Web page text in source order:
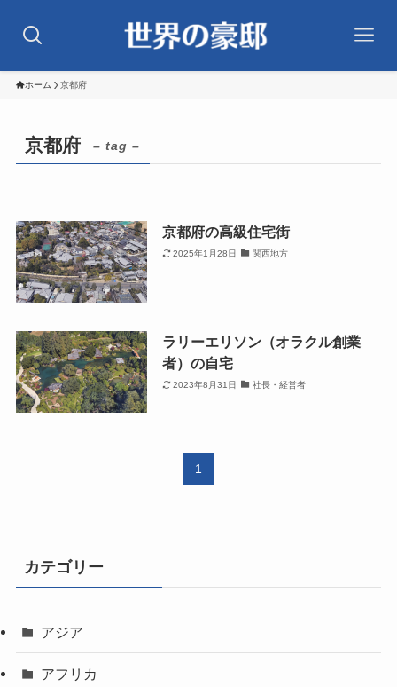
ホーム 京都府
京都府 – tag –
京都府の高級住宅街
2025年1月28日 関西地方
ラリーエリソン（オラクル創業
者）の自宅
2023年8月31日 社長・経営者
1
カテゴリー
アジア
アフリカ